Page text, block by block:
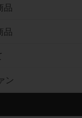
品
品
ン